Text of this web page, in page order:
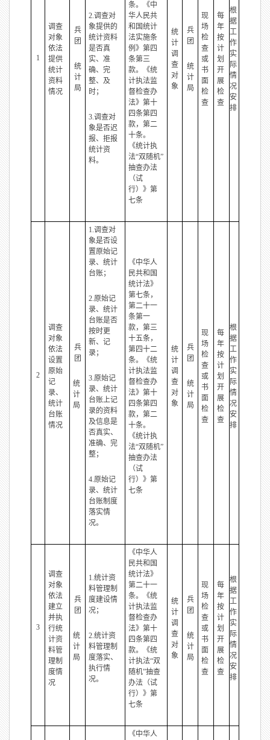
1
调查
对象
依法
提供
统计
资料
情况
兵
团
统
计
局
2.调查对
象提供的
统计资料
是否真
实、准
确、完
整、及
时；
3.调查对
象是否迟
报、拒报
统计资
料。
条。《中
华人民共
和国统计
法实施条
例》第四
条第三
款。《统
计执法监
督检查办
法》第十
四条第四
款，第二
十条。
《统计执
法“双随机”
抽查办法
（试
行）》第
七条
统
计
调
查
对
象
兵
团
统
计
局
现
场
检
查
或
书
面
检
查
每
年
按
计
划
开
展
检
查
根
据
工
作
实
际
情
况
安
排
2
调查
对象
依法
设置
原始
记
录、
统计
台账
情况
兵
团
统
计
局
1.调查对
象是否设
置原始记
录、统计
台账；
2.原始记
录、统计
台账是否
按时更
新、记
录；
3.原始记
录、统计
台账上记
录的资料
及信息是
否真实、
准确、完
整；
4.原始记
录、统计
台账制度
落实情
况。
《中华人
民共和国
统计法》
第七条，
第二十一
条第一
款，第三
十五条，
第四十二
条。《统
计执法监
督检查办
法》第十
四条第四
款，第二
十条。
《统计执
法“双随机”
抽查办法
（试
行）》第
七条
统
计
调
查
对
象
兵
团
统
计
局
现
场
检
查
或
书
面
检
查
每
年
按
计
划
开
展
检
查
根
据
工
作
实
际
情
况
安
排
3
调查
对象
依法
建立
并执
行统
计资
料管
理制
度情
况
兵
团
统
计
局
1.统计资
料管理制
度建设情
况；
2.统计资
料管理制
度落实、
执行情
况。
《中华人
民共和国
统计法》
第二十一
条。《统
计执法监
督检查办
法》第十
四条第四
款。《统
计执法“双
随机”抽查
办法（试
行）》第
七条
统
计
调
查
对
象
兵
团
统
计
局
现
场
检
查
或
书
面
检
查
每
年
按
计
划
开
展
检
查
根
据
工
作
实
际
情
况
安
排
《中华人